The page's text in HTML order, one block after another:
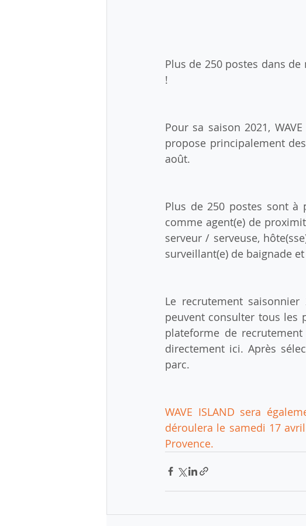
Plus de 250 postes dans
!
Pour sa saison 2021,
propose principalement
août.
Plus de 250 postes sont à
comme agent(e) de
serveur / serveuse,
surveillant(e) de baignade
Le recrutement
peuvent consulter tous les
plateforme de
directement ici. Après
parc.
WAVE ISLAND sera
déroulera le samedi 17
Provence.